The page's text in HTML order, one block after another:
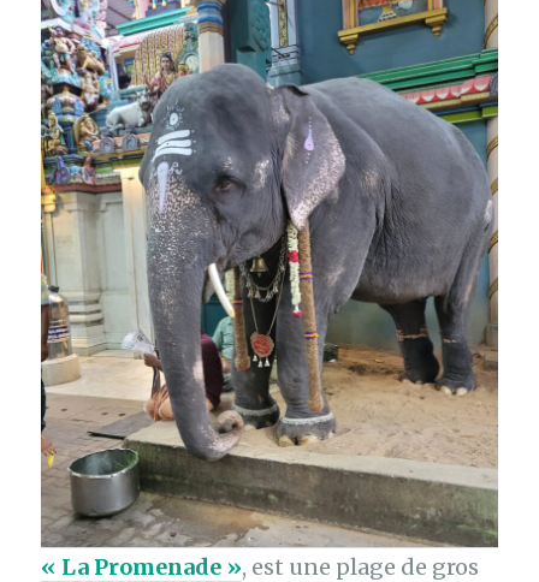
« La Promenade », est une plage de gros